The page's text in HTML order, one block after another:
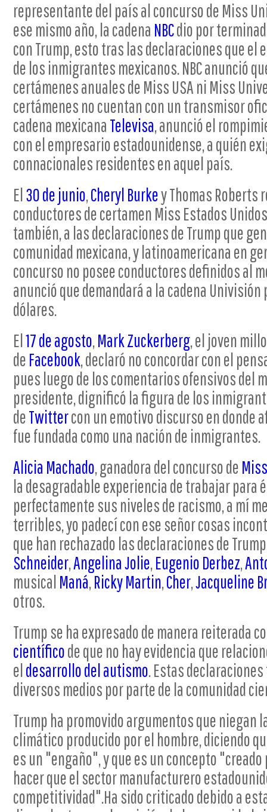
representante del país al concurso de Miss
ese mismo año, la cadena NBCdio por
con Trump, esto tras las declaraciones que el
de los inmigrantes mexicanos. NBC anunció
certámenes anuales de Miss USA ni Miss
certámenes no cuentan con un transmisor
cadena mexicana Televisa, anunció el
con el empresario estadounidense, a quién
connacionales residentes en aquel país.
El 30 de junio,Cheryl Burkey Thomas Roberts
conductores de certamen Miss Estados
también, a las declaraciones de Trump que
comunidad mexicana, y latinoamericana en
concurso no posee conductores definidos al
anunció que demandará a la cadena
dólares.
El 17 de agosto,Mark Zuckerberg, el joven
de Facebook, declaró no concordar con el
pues luego de los comentarios ofensivos del
presidente, dignificó la figura de los
deTwittercon un emotivo discurso en donde
fue fundada como una nación de inmigrantes.
Alicia Machado, ganadora del concurso de
la desagradable experiencia de trabajar para
perfectamente sus niveles de racismo, a mí
terribles, yo padecí con ese señor cosas
que han rechazado las declaraciones de
Schneider,Angelina Jolie,Eugenio Derbez,
musical Maná,Ricky Martin,Cher,Jacqueline
otros.
Trump se ha expresado de manera reiterada
científicode que no hay evidencia que
el desarrollo del autismo. Estas
diversos medios por parte de la comunidad
Trump ha promovido argumentos que niegan
climático producido por el hombre, diciendo
es un "engaño", y que es un concepto
hacer que el sector manufacturero
competitividad".Ha sido criticado debido a